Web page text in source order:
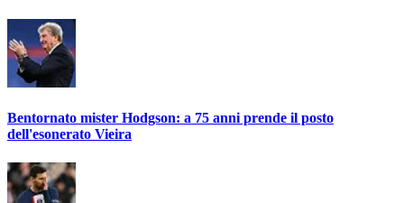
Bentornato mister Hodgson: a 75 anni prende il posto
dell'esonerato Vieira